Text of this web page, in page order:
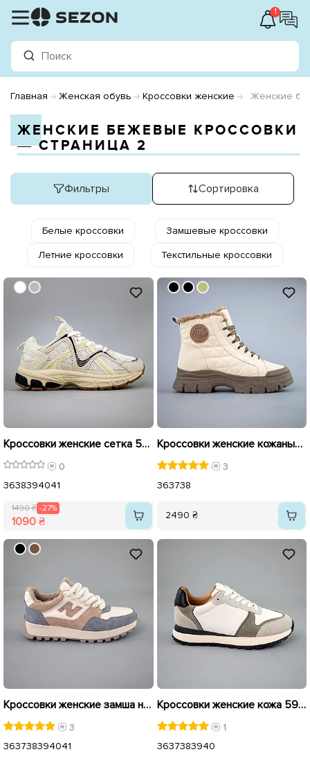
1
Главная Женская обувь Кроссовки женские Женские
ЖЕНСКИЕ БЕЖЕВЫЕ КРОССОВКИ
― СТРАНИЦА 2
Фильтры Сортировка
Белые кроссовки Замшевые кроссовки
Летние кроссовки Текстильные кроссовки
Кроссовки женские сетка 594067 Молочный распродажа
0
3638394041
1490 ₴ -27%
1090 ₴
Кроссовки женские кожаные мех 593339 Белые
3
363738
2490 ₴
Кроссовки женские замша на меху 592697 Серые бежевые распродажа
3
363738394041
Кроссовки женские кожа 592920 Белые серые
1
3637383940